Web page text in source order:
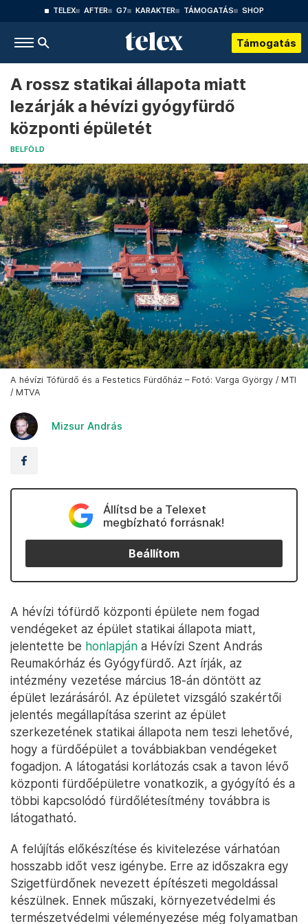
TELEX AFTER G7 KARAKTER TÁMOGATÁS SHOP
Támogatás
A rossz statikai állapota miatt
lezárják a hévízi gyógyfürdő
központi épületét
BELFÖLD
A hévízi Tófürdő és a Festetics Fürdőház – Fotó: Varga György / MTI
/ MTVA
Mizsur András
Állítsd be a Telexet
megbízható forrásnak!
Beállítom
A hévízi tófürdő központi épülete nem fogad
vendégeket az épület statikai állapota miatt,
jelentette be honlapján a Hévízi Szent András
Reumakórház és Gyógyfürdő. Azt írják, az
intézmény vezetése március 18-án döntött az
épület lezárásáról. Az épületet vizsgáló szakértői
jelentés megállapítása szerint az épület
szerkezetének statikai állapota nem teszi lehetővé,
hogy a fürdőépület a továbbiakban vendégeket
fogadjon. A látogatási korlátozás csak a tavon lévő
központi fürdőépületre vonatkozik, a gyógyító és a
többi kapcsolódó fürdőlétesítmény továbbra is
látogatható.
A felújítás előkészítése és kivitelezése várhatóan
hosszabb időt vesz igénybe. Erre az időszakra egy
Szigetfürdőnek nevezett építészeti megoldással
készülnek. Ennek műszaki, környezetvédelmi és
természetvédelmi véleményezése még folyamatban